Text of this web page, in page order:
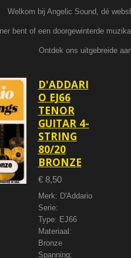
Welkom bij Angelic Sound, dé
bent of een doorgewinterde
Ontdek ons uitgebreide
D'ADDARI
O EJ66
TENOR
GUITAR 4-
STRING
80/20
BRONZE
€ 8,50
Merk: D'Addario
Serie:
Type: EJ66
Materiaal:
Bronze
Spanning: